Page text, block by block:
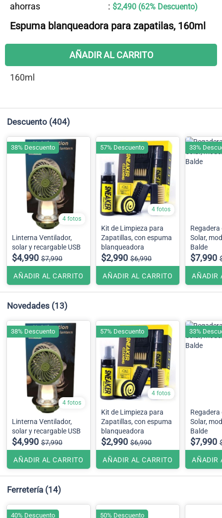
ahorras : $2,490 (62% Descuento)
Espuma blanqueadora para zapatilas, 160ml
AÑADIR AL CARRITO
160ml
Descuento (404)
4 fotos
Linterna Ventilador,
solar y recargable USB
$4,990 $7,990
AÑADIR AL CARRITO
38% Descuento
4 fotos
Kit de Limpieza para
Zapatillas, con espuma
blanqueadora
$2,990 $6,990
AÑADIR AL CARRITO
57% Descuento
Regadera
Solar,
Balde
$7,990
AÑADIR
33%
Novedades (13)
4 fotos
Linterna Ventilador,
solar y recargable USB
$4,990 $7,990
AÑADIR AL CARRITO
38% Descuento
4 fotos
Kit de Limpieza para
Zapatillas, con espuma
blanqueadora
$2,990 $6,990
AÑADIR AL CARRITO
57% Descuento
Regadera
Solar,
Balde
$7,990
AÑADIR
33%
Ferretería (14)
40% Descuento 50% Descuento